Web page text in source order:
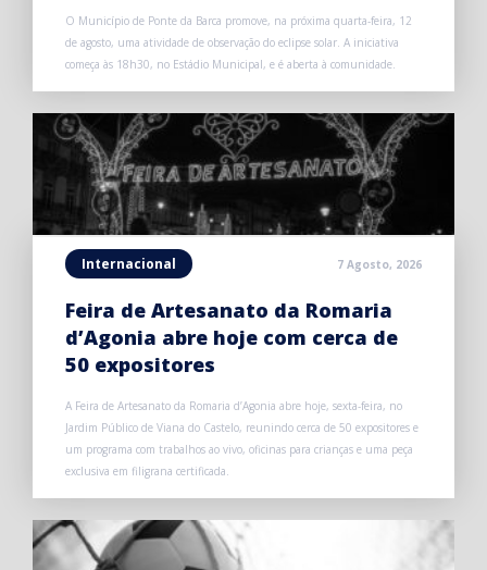
O Município de Ponte da Barca promove, na próxima quarta-feira, 12
de agosto, uma atividade de observação do eclipse solar. A iniciativa
começa às 18h30, no Estádio Municipal, e é aberta à comunidade.
Internacional 7 Agosto, 2026
Feira de Artesanato da Romaria
d’Agonia abre hoje com cerca de
50 expositores
A Feira de Artesanato da Romaria d’Agonia abre hoje, sexta-feira, no
Jardim Público de Viana do Castelo, reunindo cerca de 50 expositores e
um programa com trabalhos ao vivo, oficinas para crianças e uma peça
exclusiva em filigrana certificada.